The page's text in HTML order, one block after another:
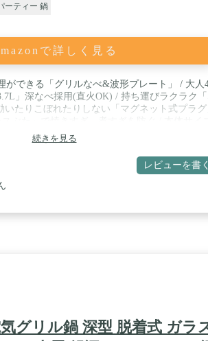
ーティー 鍋
で詳しく見る
ができる「グリルなべ&波形プレート」 / 大人
」深なべ採用(直火OK) / 持ち運びラクラク
たりこぼれたりしない「マグネット式プラグ
行×高さ) / 本体重量:7.0Kg
続きを見る
レビューを書く
グリル鍋 深型 脱着式 ガラ